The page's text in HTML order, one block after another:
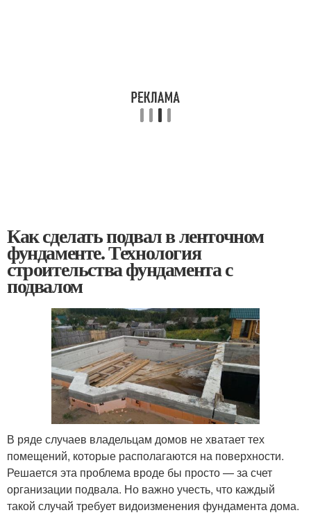
Как сделать подвал в ленточном
фундаменте. Технология
строительства фундамента с
подвалом
В ряде случаев владельцам домов не хватает тех
помещений, которые располагаются на поверхности.
Решается эта проблема вроде бы просто — за счет
организации подвала. Но важно учесть, что каждый
такой случай требует видоизменения фундамента дома.